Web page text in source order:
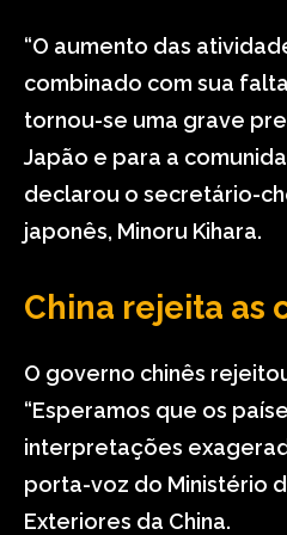
“O aumento das
combinado com sua
tornou-se uma grave
Japão e para a
declarou o secretário-
japonês, Minoru Kihara.
China rejeita as
O governo chinês
“Esperamos que os
interpretações
porta-voz do Ministério
Exteriores da China.